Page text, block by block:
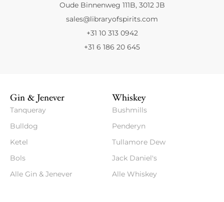
Oude Binnenweg 111B, 3012 JB
sales@libraryofspirits.com
+31 10 313 0942
+31 6 186 20 645
Gin & Jenever
Tanqueray
Bulldog
Ketel
Bols
Alle Gin & Jenever
Whiskey
Bushmills
Penderyn
Tullamore Dew
Jack Daniel's
Alle Whiskey